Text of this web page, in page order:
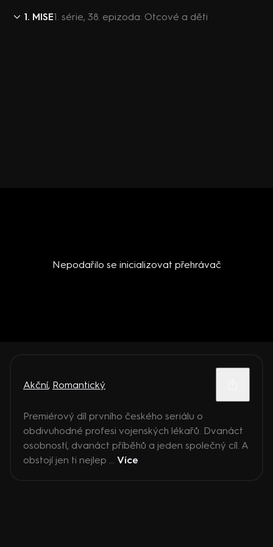
1. MISE1. série, 38. epizoda: Otcové a děti
Nepodařilo se inicializovat přehrávač
Akční, Romantický
Premiérový díl prvního českého seriálu o
obdivuhodné profesi vojenských lékařů. Dvanáct
osobností, dvanáct příběhů a jeden společný cíl. A
obstojí jen ti nejlep ... Více